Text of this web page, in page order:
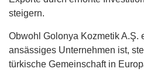
steigern.
Obwohl Golonya Kozmetik A.Ş.
ansässiges Unternehmen ist,
türkische Gemeinschaft in